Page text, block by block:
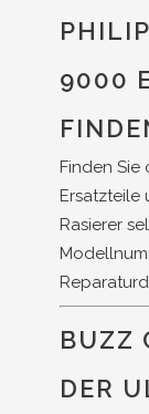
9000
Finden Sie
Ersatzteile
Rasierer
BUZZ
DER